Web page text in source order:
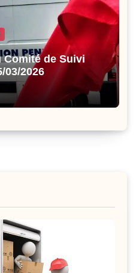
de Suivi
03/2026